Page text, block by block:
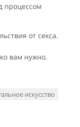
процессом
от секса.
вам нужно.
искусство